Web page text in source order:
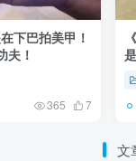
下巴拍美甲！
夫！
365 7
文